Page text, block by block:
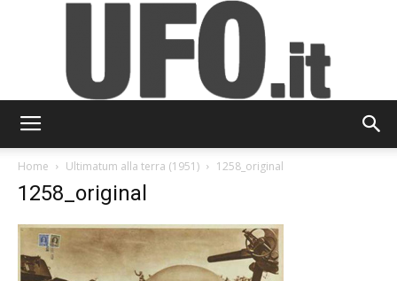
Home Ultimatum alla terra (1951) 1258_original
1258_original